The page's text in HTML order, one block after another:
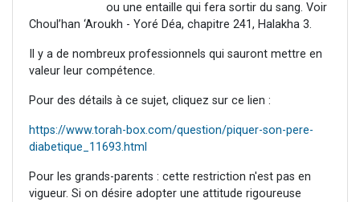
ou une entaille qui fera sortir du sang. Voir
Choul’han ‘Aroukh - Yoré Déa, chapitre 241, Halakha 3.
Il y a de nombreux professionnels qui sauront mettre en
valeur leur compétence.
Pour des détails à ce sujet, cliquez sur ce lien :
https://www.torah-box.com/question/piquer-son-pere-
diabetique_11693.html
Pour les grands-parents : cette restriction n'est pas en
vigueur. Si on désire adopter une attitude rigoureuse